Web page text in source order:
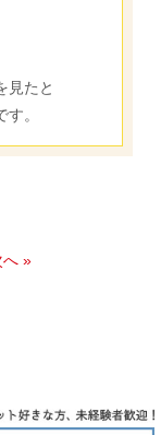
見たと
。
へ »